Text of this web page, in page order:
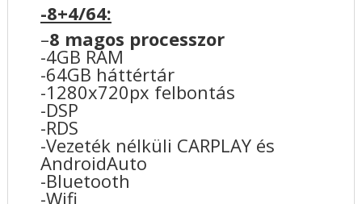
-8+4/64:
–8 magos processzor
-4GB RAM
-64GB háttértár
-1280x720px felbontás
-DSP
-RDS
-Vezeték nélküli CARPLAY és
AndroidAuto
-Bluetooth
-Wifi